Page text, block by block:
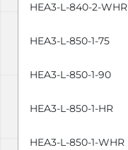
HEA3-L-840-2-WHR
HEA3-L-850-1-75
HEA3-L-850-1-90
HEA3-L-850-1-HR
HEA3-L-850-1-WHR